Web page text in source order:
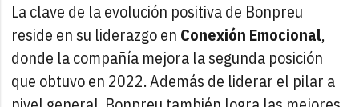
La clave de la evolución positiva de Bonpreu
reside en su liderazgo en Conexión Emocional,
donde la compañía mejora la segunda posición
que obtuvo en 2022. Además de liderar el pilar a